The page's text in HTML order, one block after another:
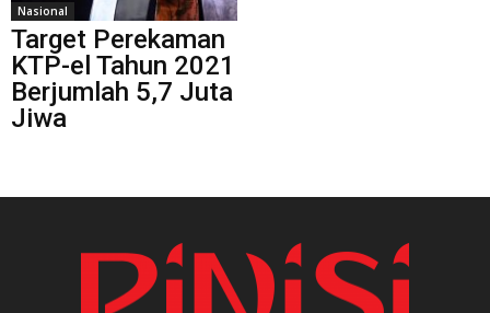
Nasional
Target Perekaman
KTP-el Tahun 2021
Berjumlah 5,7 Juta
Jiwa